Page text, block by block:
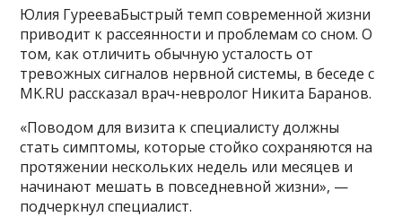
Юлия ГурееваБыстрый темп современной жизни
приводит к рассеянности и проблемам со сном. О
том, как отличить обычную усталость от
тревожных сигналов нервной системы, в беседе с
MK.RU рассказал врач-невролог Никита Баранов.
«Поводом для визита к специалисту должны
стать симптомы, которые стойко сохраняются на
протяжении нескольких недель или месяцев и
начинают мешать в повседневной жизни», —
подчеркнул специалист.